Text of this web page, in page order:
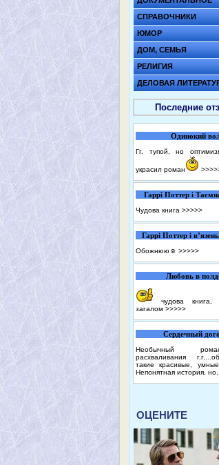
СПРАВОЧНИКИ
ЮМОР
ДОМ, СЕМЬЯ
РЕЛИГИЯ
ДЕЛОВАЯ
Последние
Одинокий
Гг. тупой, но
украсил роман
Гаррі Поттер і
Чудова книга >>>>>
Гаррі Поттер і
Обожнюю☺️ >>>>>
Любовь в
чудова книга,
загалом >>>>>
Сердечный
Необычный
расхваливания
такие красивые,
Непонятная история,
ОЦЕНИТЕ